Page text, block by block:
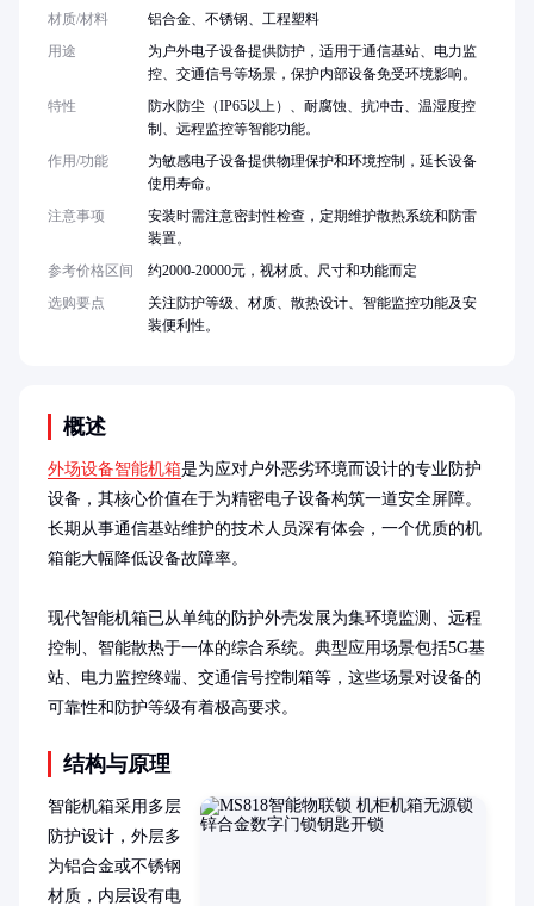
概述
外场设备智能机箱是为应对户外恶劣环境而设计的专业防护
设备，其核心价值在于为精密电子设备构筑一道安全屏障。
长期从事通信基站维护的技术人员深有体会，一个优质的机
箱能大幅降低设备故障率。
现代智能机箱已从单纯的防护外壳发展为集环境监测、远程
控制、智能散热于一体的综合系统。典型应用场景包括5G基
站、电力监控终端、交通信号控制箱等，这些场景对设备的
可靠性和防护等级有着极高要求。
结构与原理
智能机箱采用多层
防护设计，外层多
为铝合金或不锈钢
材质，内层设有电
材质/材料
铝合金、不锈钢、工程塑料
用途
为户外电子设备提供防护，适用于通信基站、电力监
控、交通信号等场景，保护内部设备免受环境影响。
特性
防水防尘（IP65以上）、耐腐蚀、抗冲击、温湿度控
制、远程监控等智能功能。
作用/功能
为敏感电子设备提供物理保护和环境控制，延长设备
使用寿命。
注意事项
安装时需注意密封性检查，定期维护散热系统和防雷
装置。
参考价格区间
约2000-20000元，视材质、尺寸和功能而定
选购要点
关注防护等级、材质、散热设计、智能监控功能及安
装便利性。